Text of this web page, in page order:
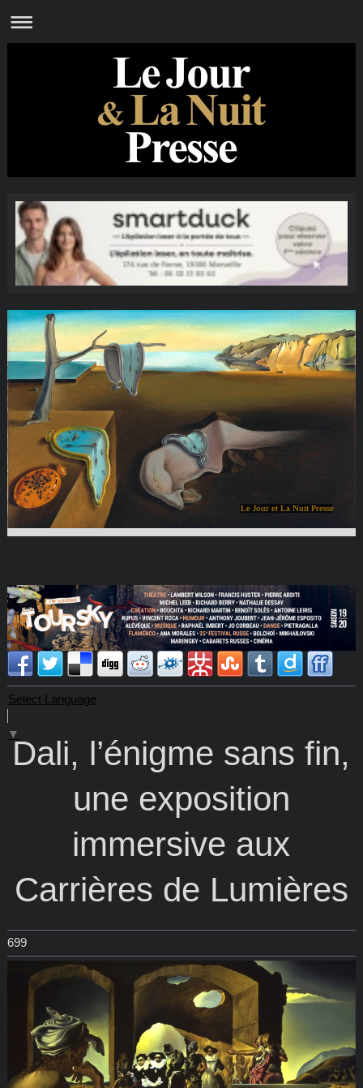
Le Jour et La Nuit Presse
Select Language
▼Dali, l’énigme sans fin,
une exposition
immersive aux
Carrières de Lumières
699